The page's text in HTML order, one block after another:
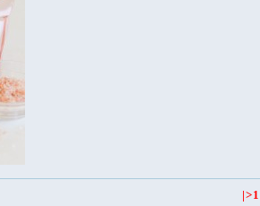
>1